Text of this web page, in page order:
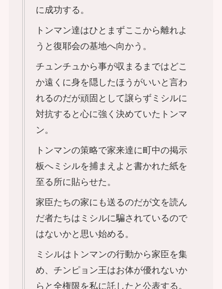
に成功する。
トンマン達はひとまずここから離れよ
うと復耶会の基地へ向かう。
チュンチュから事が収まるまではどこ
か遠くに身を隠したほうがいいと言わ
れるのだが頑固として譲らずミシルに
対抗すると心に強く決めていたトンマ
ン。
トンマンの策略で家来達に町中の掲示
板へミシルを捕まえよと書かれた紙を
至る所に貼らせた。
家臣たちの家にも送るのだが文を読ん
だ者たちはミシルに騙されているので
はないかと思い始める。
ミシルはトンマンの行動から家臣を集
め、チンピョン王はお体が優れないか
らと全権限を私に託したと公表する。